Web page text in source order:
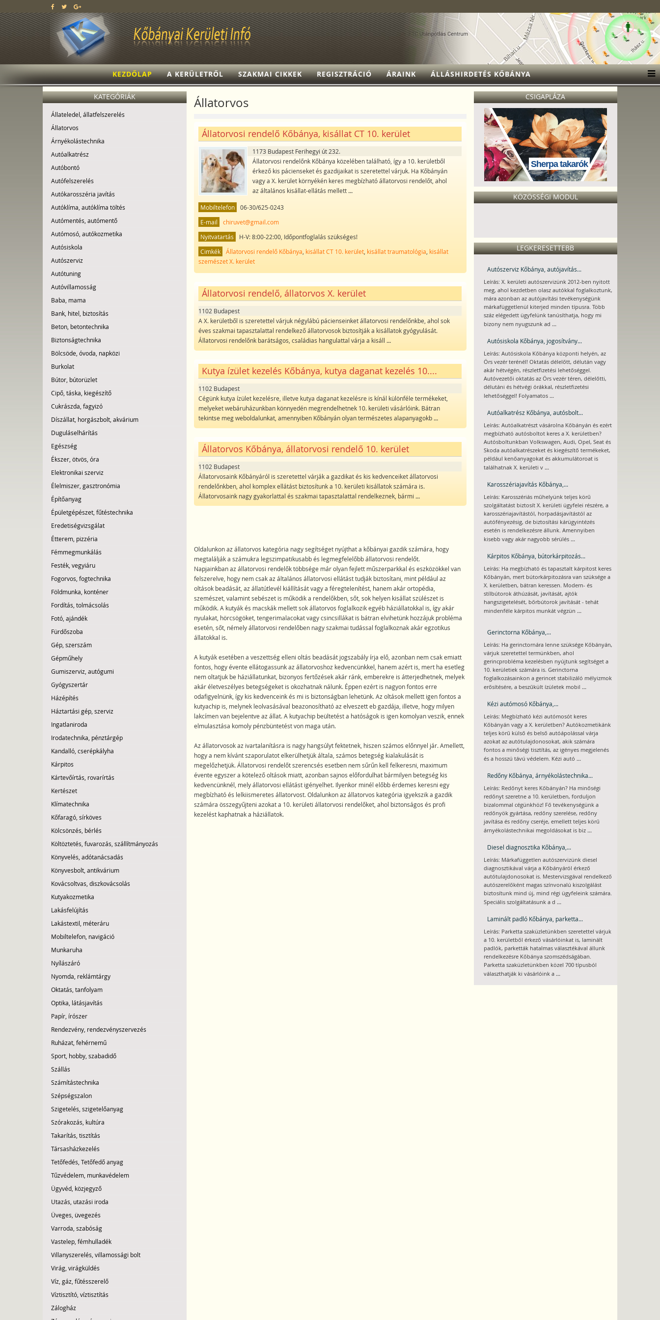
KEZDŐLAP A KERÜLETRŐL SZAKMAI CIKKEK REGISZTRÁCIÓ ÁRAINK ÁLLÁSHIRDETÉS KŐBÁNYA
KATEGÓRIÁK
Állateledel, állatfelszerelés
Állatorvos
Árnyékolástechnika
Autóalkatrész
Autóbontó
Autófelszerelés
Autókarosszéria javítás
Autóklíma, autóklíma töltés
Autómentés, autómentő
Autómosó, autókozmetika
Autósiskola
Autószerviz
Autótuning
Autóvillamosság
Baba, mama
Bank, hitel, biztosítás
Beton, betontechnika
Biztonságtechnika
Bölcsöde, óvoda, napközi
Burkolat
Bútor, bútorüzlet
Cipő, táska, kiegészítő
Cukrászda, fagyizó
Díszállat, horgászbolt, akvárium
Duguláselhárítás
Egészség
Ékszer, ötvös, óra
Elektronikai szerviz
Élelmiszer, gasztronómia
Építőanyag
Épületgépészet, fűtéstechnika
Eredetiségvizsgálat
Étterem, pizzéria
Fémmegmunkálás
Festék, vegyiáru
Fogorvos, fogtechnika
Földmunka, konténer
Fordítás, tolmácsolás
Fotó, ajándék
Fürdőszoba
Gép, szerszám
Gépműhely
Gumiszerviz, autógumi
Gyógyszertár
Házépítés
Háztartási gép, szerviz
Ingatlaniroda
Irodatechnika, pénztárgép
Kandalló, cserépkályha
Kárpitos
Kártevőírtás, rovarírtás
Kertészet
Klímatechnika
Kőfaragó, sírköves
Kölcsönzés, bérlés
Költöztetés, fuvarozás, szállítmányozás
Könyvelés, adótanácsadás
Könyvesbolt, antikvárium
Kovácsoltvas, diszkovácsolás
Kutyakozmetika
Lakásfelújítás
Lakástextil, méteráru
Mobiltelefon, navigáció
Munkaruha
Nyílászáró
Nyomda, reklámtárgy
Oktatás, tanfolyam
Optika, látásjavítás
Papír, írószer
Rendezvény, rendezvényszervezés
Ruházat, fehérnemű
Sport, hobby, szabadidő
Szállás
Számítástechnika
Szépségszalon
Szigetelés, szigetelőanyag
Szórakozás, kultúra
Takarítás, tisztítás
Társasházkezelés
Tetőfedés, Tetőfedő anyag
Tűzvédelem, munkavédelem
Ügyvéd, közjegyző
Utazás, utazási iroda
Üveges, üvegezés
Varroda, szabóság
Vastelep, fémhulladék
Villanyszerelés, villamossági bolt
Virág, virágküldés
Víz, gáz, fűtésszerelő
Víztisztító, víztisztítás
Zálogház
Állatorvos
Állatorvosi rendelő Kőbánya, kisállat CT 10. kerület
1173 Budapest Ferihegyi út 232.
Állatorvosi rendelőnk Kőbánya közelében található, így a 10. kerületből
érkező kis pácienseket és gazdijaikat is szeretettel várjuk. Ha Kőbányán
vagy a X. kerület környékén keres megbízható állatorvosi rendelőt, ahol
az általános kisállat-ellátás mellett...
Mobiltelefon
06-30/625-0243
E-mail
chiruvet@gmail.com
Nyitvatartás
H-V: 8:00-22:00, Időpontfoglalás szükséges!
Cimkék
Állatorvosi rendelő Kőbánya kisállat CT 10. kerület kisállat traumatológia kisállat
szemészet X. kerület
Állatorvosi rendelő, állatorvos X. kerület
1102 Budapest
A X. kerületből is szeretettel várjuk négylábú pácienseinket állatorvosi rendelőnkbe, ahol sok
éves szakmai tapasztalattal rendelkező állatorvosok biztosítják a kisállatok gyógyulását.
Állatorvosi rendelőnk barátságos, családias hangulattal várja a kisáll ...
Kutya ízület kezelés Kőbánya, kutya daganat kezelés 10....
1102 Budapest
Cégünk kutya ízület kezelésre, illetve kutya daganat kezelésre is kínál különféle termékeket,
melyeket webáruházunkban könnyedén megrendelhetnek 10. kerületi vásárlóink. Bátran
tekintse meg weboldalunkat, amennyiben Kőbányán olyan természetes alapanyagokb...
Állatorvos Kőbánya, állatorvosi rendelő 10. kerület
1102 Budapest
Állatorvosaink Kőbányáról is szeretettel várják a gazdikat és kis kedvenceiket állatorvosi
rendelőnkben, ahol komplex ellátást biztosítunk a 10. kerületi kisállatok számára is.
Állatorvosaink nagy gyakorlattal és szakmai tapasztalattal rendelkeznek, bármi ...
Oldalunkon az állatorvos kategória nagy segítséget nyújthat a kőbányai gazdik számára, hogy
megtalálják a számukra legszimpatikusabb és legmegfelelőbb állatorvosi rendelőt.
Napjainkban az állatorvosi rendelők többsége már olyan fejlett műszerparkkal és eszközökkel van
felszerelve, hogy nem csak az általános állatorvosi ellátást tudják biztosítani, mint például az
oltások beadását, az állatútlevél kiállítását vagy a féregtelenítést, hanem akár ortopédia,
szemészet, valamint sebészet is működik a rendelőkben, sőt, sok helyen kisállat szülészet is
működik. A kutyák és macskák mellett sok állatorvos foglalkozik egyéb háziállatokkal is, így akár
nyulakat, hörcsögöket, tengerimalacokat vagy csincsillákat is bátran elvihetünk hozzájuk probléma
esetén, sőt, némely állatorvosi rendelőben nagy szakmai tudással foglalkoznak akár egzotikus
állatokkal is.
A kutyák esetében a veszettség elleni oltás beadását jogszabály írja elő, azonban nem csak emiatt
fontos, hogy évente ellátogassunk az állatorvoshoz kedvencünkkel, hanem azért is, mert ha esetleg
nem oltatjuk be háziállatunkat, bizonyos fertőzések akár ránk, emberekre is átterjedhetnek, melyek
akár életveszélyes betegségeket is okozhatnak nálunk. Éppen ezért is nagyon fontos erre
odafigyelnünk, így kis kedvenceink és mi is biztonságban lehetünk. Az oltások mellett igen fontos a
kutyachip is, melynek leolvasásával beazonosítható az elveszett eb gazdája, illetve, hogy milyen
lakcímen van bejelentve az állat. A kutyachip beültetést a hatóságok is igen komolyan veszik, ennek
elmulasztása komoly pénzbüntetést von maga után.
Az állatorvosok az ivartalanításra is nagy hangsúlyt fektetnek, hiszen számos előnnyel jár. Amellett,
hogy a nem kívánt szaporulatot elkerülhetjük általa, számos betegség kialakulását is
megelőzhetjük. Állatorvosi rendelőt szerencsés esetben nem sűrűn kell felkeresni, maximum
évente egyszer a kötelező oltások miatt, azonban sajnos előfordulhat bármilyen betegség kis
kedvencünknél, mely állatorvosi ellátást igényelhet. Ilyenkor minél előbb érdemes keresni egy
megbízható és lelkiismeretes állatorvost. Oldalunkon az állatorvos kategória igyekszik a gazdik
számára összegyűjteni azokat a 10. kerületi állatorvosi rendelőket, ahol biztonságos és profi
kezelést kaphatnak a háziállatok.
CSIGAPLÁZA
Sherpa takarók
KÖZÖSSÉGI MODUL
LEGKERESETTEBB
Autószerviz Kőbánya, autójavítás...
Leírás: X. kerületi autószervizünk 2012-ben nyitott
meg, ahol kezdetben olasz autókkal foglalkoztunk,
mára azonban az autójavítási tevékenységünk
márkafüggetlenül kiterjed minden típusra. Több
száz elégedett ügyfelünk tanúsíthatja, hogy mi
bizony nem nyugszunk ad ...
Autósiskola Kőbánya, jogosítvány...
Leírás: Autósiskola Kőbánya központi helyén, az
Örs vezér terénél! Oktatás délelőtt, délután vagy
akár hétvégén, részletfizetési lehetőséggel.
Autóvezetői oktatás az Örs vezér téren, délelőtti,
délutáni és hétvégi órákkal, részletfizetési
lehetőséggel! Folyamatos ...
Autóalkatrész Kőbánya, autósbolt...
Leírás: Autóalkatrészt vásárolna Kőbányán és ezért
megbízható autósboltot keres a X. kerületben?
Autósboltunkban Volkswagen, Audi, Opel, Seat és
Skoda autóalkatrészeket és kiegészítő termékeket,
például kenőanyagokat és akkumulátoroat is
találhatnak X. kerületi v ...
Karosszériajavítás Kőbánya,...
Leírás: Karosszériás műhelyünk teljes körű
szolgáltatást biztosít X. kerületi ügyfelei részére, a
karosszériajavítástól, horpadásjavítástól az
autófényezésig, de biztosítási kárügyintézés
esetén is rendelkezésre állunk. Amennyiben
kisebb vagy akár nagyobb sérülés ...
Kárpitos Kőbánya, bútorkárpitozás...
Leírás: Ha megbízható és tapasztalt kárpitost keres
Kőbányán, mert bútorkárpitozásra van szüksége a
X. kerületben, bátran keressen. Modern- és
stílbútorok áthúzását, javítását, ajtók
hangszigetelését, bőrbútorok javítását - tehát
mindenféle kárpitos munkát végzün ...
Gerinctorna Kőbánya,...
Leírás: Ha gerinctornára lenne szüksége Kőbányán,
várjuk szeretettel termünkben, ahol
gerincprobléma kezelésben nyújtunk segítséget a
10. kerületiek számára is. Gerinctorna
foglalkozásainkon a gerincet stabilizáló mélyizmok
erősítésére, a beszűkült ízületek mobil ...
Kézi autómosó Kőbánya,...
Leírás: Megbízható kézi autómosót keres
Kőbányán vagy a X. kerületben? Autókozmetikánk
teljes körű külső és belső autóápolással várja
azokat az autótulajdonosokat, akik számára
fontos a minőségi tisztítás, az igényes megjelenés
és a hosszú távú védelem. Kézi autó ...
Redőny Kőbánya, árnyékolástechnika...
Leírás: Redőnyt keres Kőbányán? Ha minőségi
redőnyt szeretne a 10. kerületben, forduljon
bizalommal cégünkhöz! Fő tevékenységünk a
redőnyök gyártása, redőny szerelése, redőny
javítása és redőny cseréje, emellett teljes körű
árnyékolástechnikai megoldásokat is biz ...
Diesel diagnosztika Kőbánya,...
Leírás: Márkafüggetlen autószervizünk diesel
diagnosztikával várja a Kőbányáról érkező
autótulajdonosokat is. Mestervizsgával rendelkező
autószerelőként magas színvonalú kiszolgálást
biztosítunk mind új, mind régi ügyfeleink számára.
Speciális szolgáltatásunk a d ...
Laminált padló Kőbánya, parketta...
Leírás: Parketta szaküzletünkben szeretettel várjuk
a 10. kerületből érkező vásárlóinkat is, laminált
padlók, parketták hatalmas választékával állunk
rendelkezésre Kőbánya szomszédságában.
Parketta szaküzletünkben közel 700 típusból
választhatják ki vásárlóink a ...